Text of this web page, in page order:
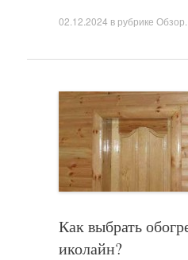
02.12.2024 в рубрике Обзор
Как выбрать
иколайн?